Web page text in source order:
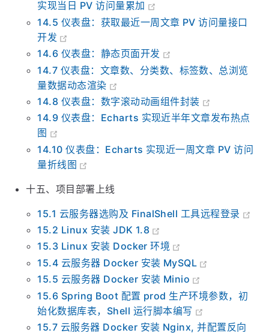
14.4 @Scheduled 定时任务 + 事件发布订阅：
实现当日 PV 访问量累加
14.5 仪表盘：获取最近一周文章 PV 访问量接口
开发
14.6 仪表盘：静态页面开发
14.7 仪表盘：文章数、分类数、标签数、总浏览
量数据动态渲染
14.8 仪表盘：数字滚动动画组件封装
14.9 仪表盘：Echarts 实现近半年文章发布热点
图
14.10 仪表盘：Echarts 实现近一周文章 PV 访问
量折线图
十五、项目部署上线
15.1 云服务器选购及 FinalShell 工具远程登录
15.2 Linux 安装 JDK 1.8
15.3 Linux 安装 Docker 环境
15.4 云服务器 Docker 安装 MySQL
15.5 云服务器 Docker 安装 Minio
15.6 Spring Boot 配置 prod 生产环境参数，初
始化数据库表，Shell 运行脚本编写